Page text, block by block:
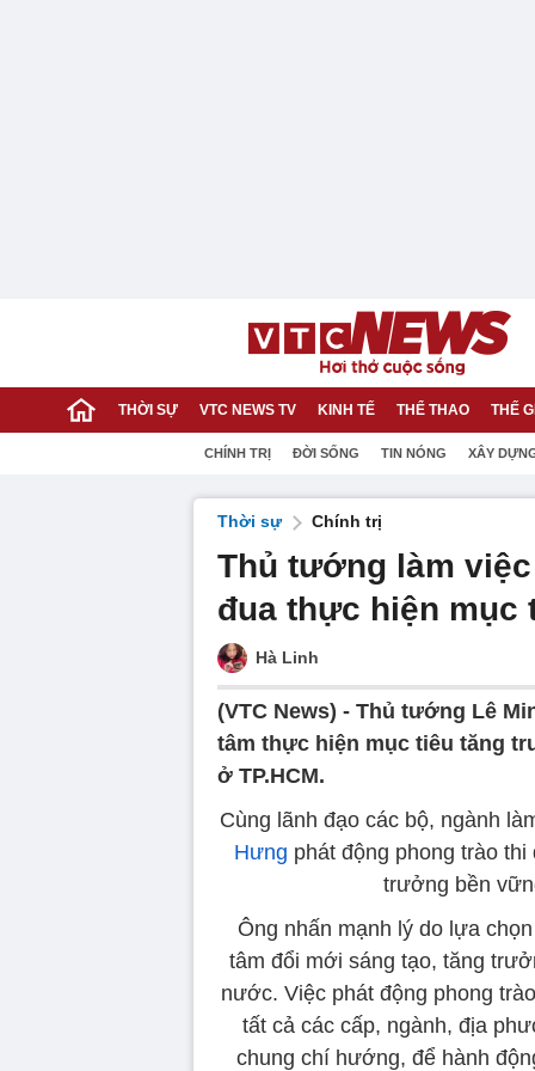
THỜI SỰ VTC NEWS TV KINH TẾ THỂ THAO THẾ
CHÍNH TRỊ ĐỜI SỐNG TIN NÓNG XÂY
Thời sự Chính trị
Thủ tướng làm
đua thực hiện mục
Hà Linh
(VTC News) - Thủ tướng Lê
tâm thực hiện mục tiêu tăng
ở TP.HCM.
Cùng lãnh đạo các bộ, ngành
Hưng phát động phong trào
trưởng bền
Ông nhấn mạnh lý do lựa
tâm đổi mới sáng tạo, tăng
nước. Việc phát động phong
tất cả các cấp, ngành, địa
chung chí hướng, để hành